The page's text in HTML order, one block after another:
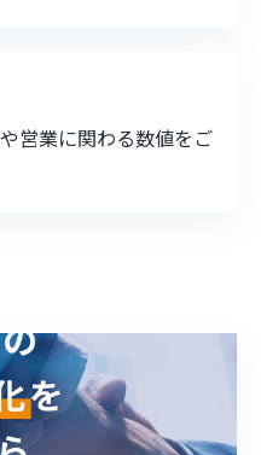
営業に関わる数値をご